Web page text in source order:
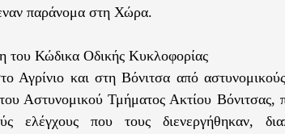
παράνομα στη Χώρα.
του Κώδικα Οδικής Κυκλοφορίας
Αγρίνιο και στη Βόνιτσα από
Αστυνομικού Τμήματος Ακτίου Βόνιτσας,
ελέγχους που τους διενεργήθηκαν,